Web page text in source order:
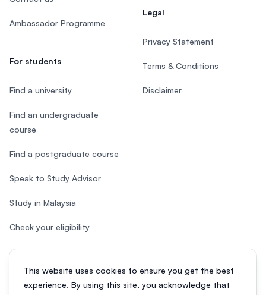
This website uses cookies to ensure you get the best
experience. By using this site, you acknowledge that
Ambassador Programme
For students
Find a university
Find an undergraduate
course
Find a postgraduate course
Speak to Study Advisor
Study in Malaysia
Check your eligibility
Legal
Privacy Statement
Terms & Conditions
Disclaimer